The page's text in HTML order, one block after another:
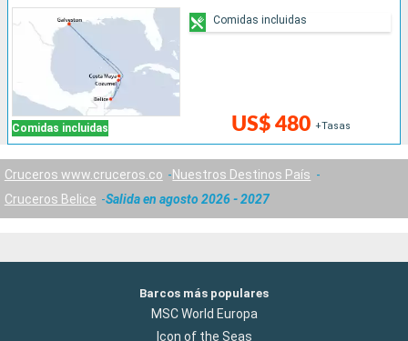
Comidas incluidas US$ 480 +Tasas
Comidas incluidas
Cruceros www.cruceros.co
Nuestros Destinos País
Cruceros Belice
Salida en agosto 2026 - 2027
Barcos más populares
MSC World Europa
Icon of the Seas